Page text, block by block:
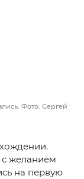
Фото: Сергей
желанием
на первую